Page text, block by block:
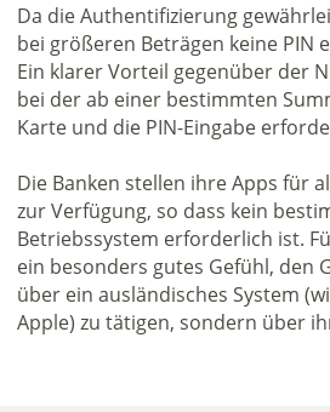
Da die Authentifizierung
bei größeren Beträgen keine PIN
Ein klarer Vorteil gegenüber der
bei der ab einer bestimmten
Karte und die PIN-Eingabe
Die Banken stellen ihre Apps für
zur Verfügung, so dass kein
Betriebssystem erforderlich ist.
ein besonders gutes Gefühl, den
über ein ausländisches System
Apple) zu tätigen, sondern über